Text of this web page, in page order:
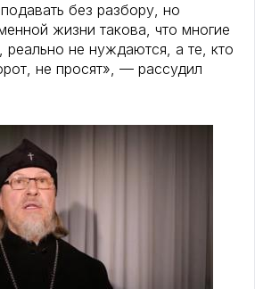
без разбору, но
жизни такова, что многие
реально не нуждаются, а те, кто
не просят», — рассудил